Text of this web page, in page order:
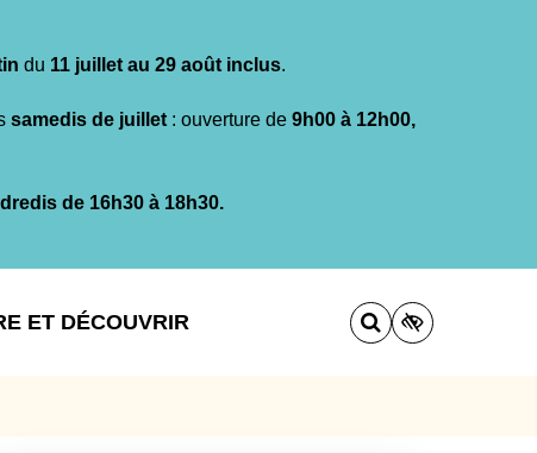
du 11 juillet au 29 août inclus.
samedis de juillet : ouverture de 9h00 à 12h00,
de 16h30 à 18h30.
ET DÉCOUVRIR